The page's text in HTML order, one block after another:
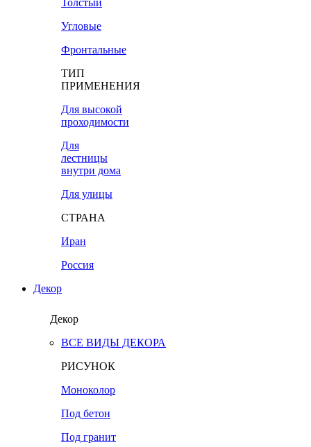
Толстый
Угловые
Фронтальные
ТИП
ПРИМЕНЕНИЯ
Для высокой
проходимости
Для
лестницы
внутри дома
Для улицы
СТРАНА
Иран
Россия
Декор
Декор
ВСЕ ВИДЫ ДЕКОРА
РИСУНОК
Моноколор
Под бетон
Под гранит